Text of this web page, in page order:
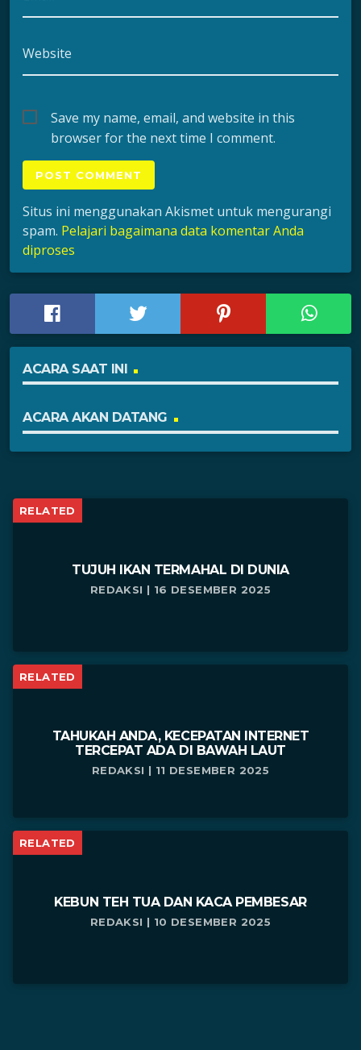
Website
Save my name, email, and website in this
browser for the next time I comment.
Situs ini menggunakan Akismet untuk mengurangi
spam. Pelajari bagaimana data komentar Anda
diproses
ACARA SAAT INI
ACARA AKAN DATANG
RELATED
TUJUH IKAN TERMAHAL DI DUNIA
REDAKSI | 16 DESEMBER 2025
RELATED
TAHUKAH ANDA, KECEPATAN INTERNET
TERCEPAT ADA DI BAWAH LAUT
REDAKSI | 11 DESEMBER 2025
RELATED
KEBUN TEH TUA DAN KACA PEMBESAR
REDAKSI | 10 DESEMBER 2025